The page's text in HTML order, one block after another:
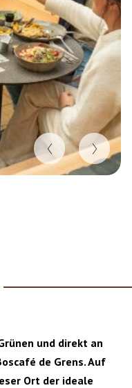
und direkt an
de Grens. Auf
Ort der ideale